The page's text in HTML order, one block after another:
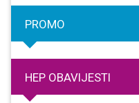
PROMO
HEP OBAVIJESTI